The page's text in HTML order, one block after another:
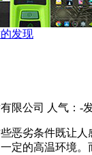
发现
限公司 人气： -
劣条件既让人
定的高温环境